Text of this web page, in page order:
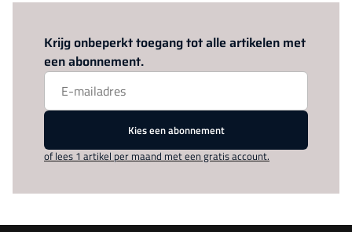
Krijg onbeperkt toegang tot alle artikelen met
een abonnement.
Kies een abonnement
of lees 1 artikel per maand met een gratis account.